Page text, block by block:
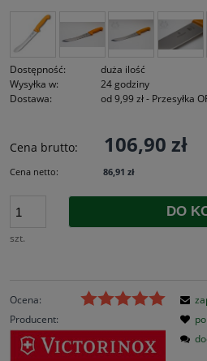
Dostępność:
duża ilość
Wysyłka w:
24 godziny
Dostawa:
od 9,99 zł- Przesyłka
Cena nie zawiera ewentualnych
Cena brutto: 106,90 zł
Cena netto: 86,91 zł
szt.
DO
Ocena:
Producent: